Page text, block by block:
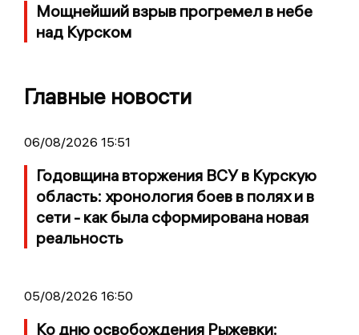
Мощнейший взрыв прогремел в небе
над Курском
Главные новости
06/08/2026 15:51
Годовщина вторжения ВСУ в Курскую
область: хронология боев в полях и в
сети - как была сформирована новая
реальность
05/08/2026 16:50
Ко дню освобождения Рыжевки: